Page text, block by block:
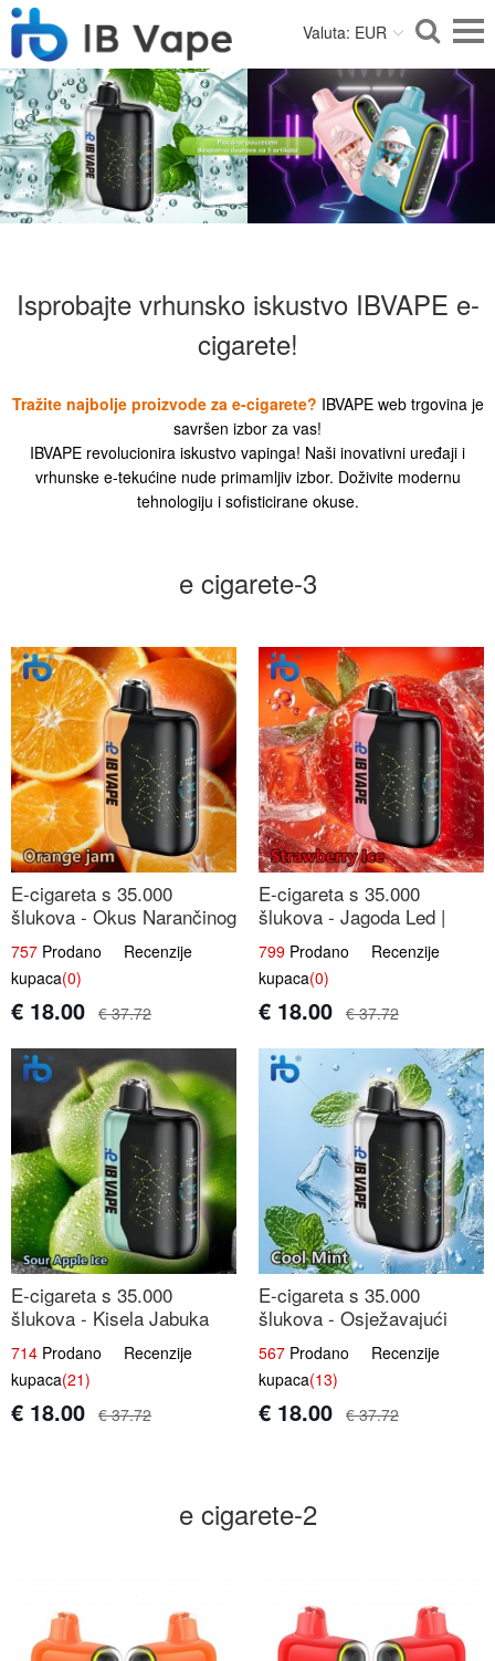
Valuta: EUR
Isprobajte vrhunsko iskustvo IBVAPE e-
cigarete!
Tražite najbolje proizvode za e-cigarete? IBVAPE web trgovina je
savršen izbor za vas!
IBVAPE revolucionira iskustvo vapinga! Naši inovativni uređaji i
vrhunske e-tekućine nude primamljiv izbor. Doživite modernu
tehnologiju i sofisticirane okuse.
e cigarete-3
E-cigareta s 35.000
šlukova - Okus Narančinog
Džema | Dugotrajno
Iskustvo
757 Prodano Recenzije
kupaca(0)
€ 18.00 € 37.72
E-cigareta s 35.000
šlukova - Jagoda Led |
Ohladivši i Osježavajući
Okus
799 Prodano Recenzije
kupaca(0)
€ 18.00 € 37.72
E-cigareta s 35.000
šlukova - Kisela Jabuka
Led | Osježavajući Kiselo-
Slatki Okus
714 Prodano Recenzije
kupaca(21)
€ 18.00 € 37.72
E-cigareta s 35.000
šlukova - Osježavajući
Mentol | Čista i Svježa
Okus
567 Prodano Recenzije
kupaca(13)
€ 18.00 € 37.72
e cigarete-2